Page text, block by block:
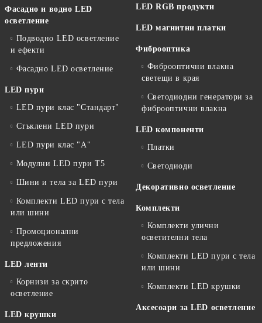
Фасадно и водно LED
осветление
Подводно LED осветление
и ефекти
Фасадно LED осветление
LED пури
LED пури клас "Стандарт"
Стъклени LED пури
LED пури клас "А"
Модулни LED пури T5
Шини и тела за LED пури
Комплекти LED пури с тела
или шини
Промоционални
предложения
LED ленти
Корнизи за скрито
осветление
LED крушки
LED RGB продукти
LED магнитни платки
Фиброоптика
Фиброоптични влакна
светещи в края
Светодиодни генератори за
фиброоптични влакна
LED компоненти
Платки
Светодиоди
Декоративно осветление
Комплекти
Комплекти улични
осветителни тела
Комплекти LED пури с тела
или шини
Комплекти LED крушки
Аксесоари за LED осветление